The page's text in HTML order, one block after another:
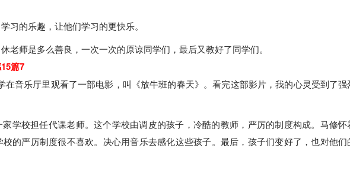
习的乐趣，让他们学习的更快乐。
老师是多么善良，一次一次的原谅同学们，最后又教好了同学们。
篇7
在音乐厅里观看了一部电影，叫《放牛班的春天》。看完这部影片，我的心灵受到了强
学校担任代课老师。这个学校由调皮的孩子，冷酷的教师，严厉的制度构成。马修怀
的严厉制度很不喜欢。决心用音乐去感化这些孩子。最后，孩子们变好了，也对他们